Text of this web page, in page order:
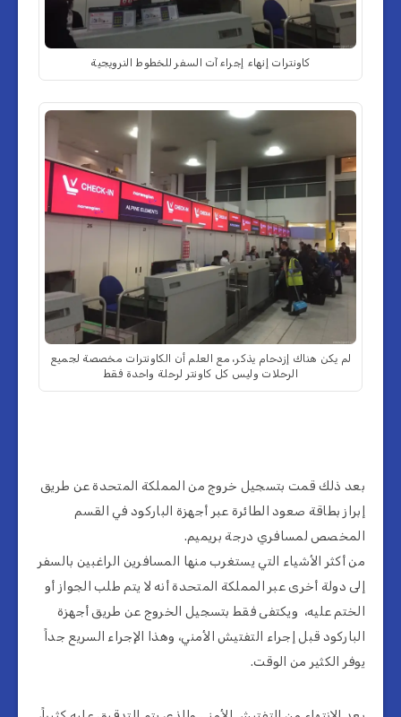
كاونترات إنهاء إجراءآت السفر للخطوط النرويجية
لم يكن هناك إزدحام يذكر، مع العلم أن الكاونترات مخصصة لجميع
الرحلات وليس كل كاونتر لرحلة واحدة فقط
بعد ذلك قمت بتسجيل خروج من المملكة المتحدة عن طريق
إبراز بطاقة صعود الطائرة عبر أجهزة الباركود في القسم
المخصص لمسافري درجة بريميم.
من أكثر الأشياء التي يستغرب منها المسافرين الراغبين بالسفر
إلى دولة أخرى عبر المملكة المتحدة أنه لا يتم طلب الجواز أو
الختم عليه، ويكتفى فقط بتسجيل الخروج عن طريق أجهزة
الباركود قبل إجراء التفتيش الأمني، وهذا الإجراء السريع جداً
يوفر الكثير من الوقت.